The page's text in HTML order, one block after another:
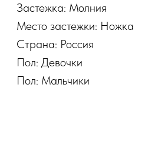
Застежка: Молния
Место застежки: Ножка
Страна: Россия
Пол: Девочки
Пол: Мальчики